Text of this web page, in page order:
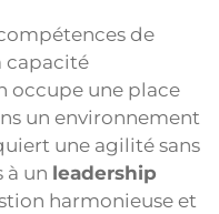
de
capacité
occupe une place
un environnement
une agilité sans
à un leadership
harmonieuse et